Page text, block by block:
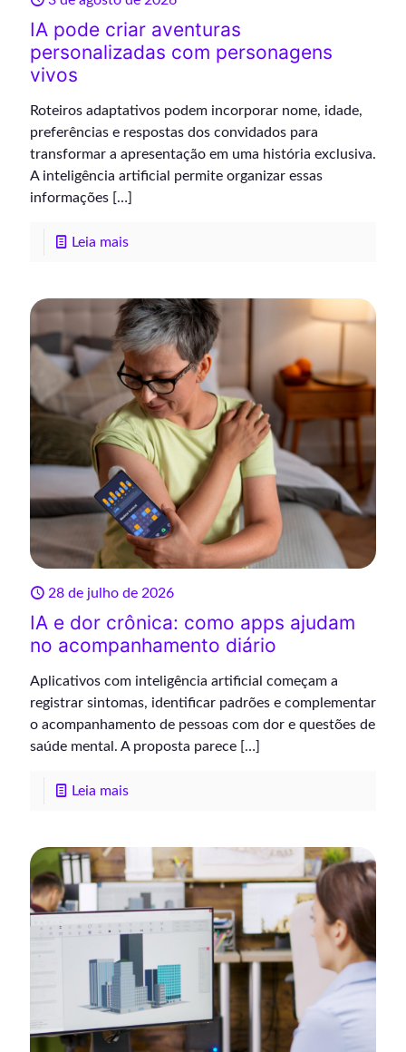
IA pode criar aventuras
personalizadas com personagens
vivos
Roteiros adaptativos podem incorporar nome, idade,
preferências e respostas dos convidados para
transformar a apresentação em uma história exclusiva.
A inteligência artificial permite organizar essas
informações […]
Leia mais
28 de julho de 2026
IA e dor crônica: como apps ajudam
no acompanhamento diário
Aplicativos com inteligência artificial começam a
registrar sintomas, identificar padrões e complementar
o acompanhamento de pessoas com dor e questões de
saúde mental. A proposta parece […]
Leia mais